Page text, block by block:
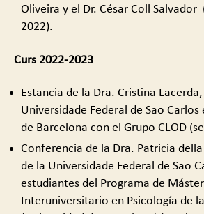
Oliveira y el Dr. César Coll Salvador
2022).
Curs 2022-2023
Estancia de la Dra. Cristina
Universidade Federal de Sao
de Barcelona con el Grupo CLOD
Conferencia de la Dra. Patricia
de la Universidade Federal de Sao
estudiantes del Programa de
Interuniversitario en Psicología de